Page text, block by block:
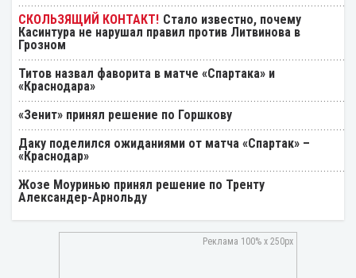
Стало известно, почему
Касинтура не нарушал правил против Литвинова в
Грозном
Титов назвал фаворита в матче «Спартака» и
«Краснодара»
«Зенит» принял решение по Горшкову
Даку поделился ожиданиями от матча «Спартак» –
«Краснодар»
Жозе Моуринью принял решение по Тренту
Александер-Арнольду